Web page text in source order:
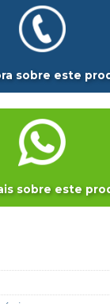
sobre este
sobre este